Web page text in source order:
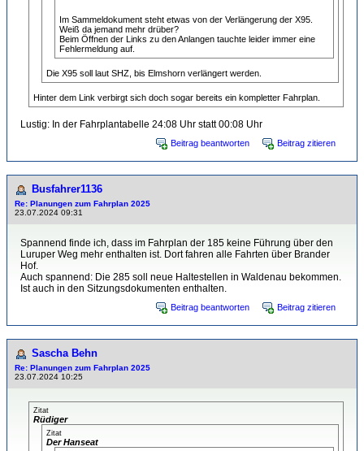
Im Sammeldokument steht etwas von der Verlängerung der X95.
Weiß da jemand mehr drüber?
Beim Öffnen der Links zu den Anlangen tauchte leider immer eine
Fehlermeldung auf.
Die X95 soll laut SHZ, bis Elmshorn verlängert werden.
Hinter dem Link verbirgt sich doch sogar bereits ein kompletter Fahrplan.
Lustig: In der Fahrplantabelle 24:08 Uhr statt 00:08 Uhr
Beitrag beantworten Beitrag zitieren
Busfahrer1136
Re: Planungen zum Fahrplan 2025
23.07.2024 09:31
Spannend finde ich, dass im Fahrplan der 185 keine Führung über den
Luruper Weg mehr enthalten ist. Dort fahren alle Fahrten über Brander
Hof.
Auch spannend: Die 285 soll neue Haltestellen in Waldenau bekommen.
Ist auch in den Sitzungsdokumenten enthalten.
Beitrag beantworten Beitrag zitieren
Sascha Behn
Re: Planungen zum Fahrplan 2025
23.07.2024 10:25
Zitat
Rüdiger
Zitat
Der Hanseat